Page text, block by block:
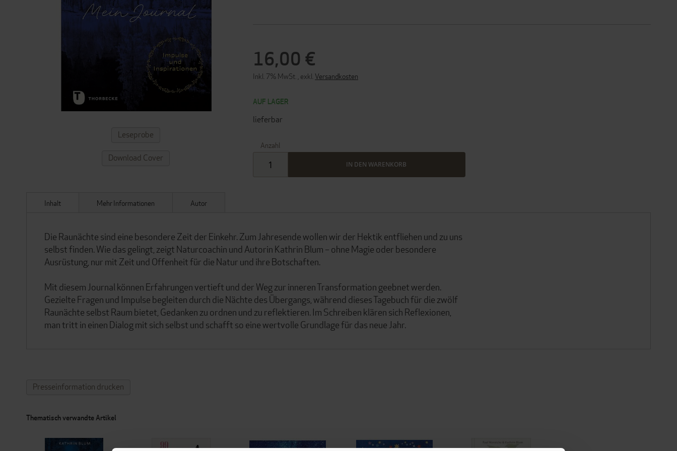
16,00 €
Inkl. 7% MwSt. , exkl. Versandkosten
AUF LAGER
lieferbar
Anzahl
IN DEN WARENKORB
ZUM
ANFANG
BILDERGALERIE
Leseprobe
Download Cover
Inhalt
Die Raunächte sind eine besondere Zeit der Einkehr. Zum Jahresende wollen wir der Hektik entfliehen und zu uns
selbst finden. Wie das gelingt, zeigt Naturcoachin und Autorin Kathrin Blum – ohne Magie oder besondere
Ausrüstung, nur mit Zeit und Offenheit für die Natur und ihre Botschaften.
Mit diesem Journal können Erfahrungen vertieft und der Weg zur inneren Transformation geebnet werden.
Gezielte Fragen und Impulse begleiten durch die Nächte des Übergangs, während dieses Tagebuch für die zwölf
Raunächte selbst Raum bietet, Gedanken zu ordnen und zu reflektieren. Im Schreiben klären sich Reflexionen,
man tritt in einen Dialog mit sich selbst und schafft so eine wertvolle Grundlage für das neue Jahr.
Mehr Informationen Autor
Presseinformation drucken
Thematisch verwandte Artikel